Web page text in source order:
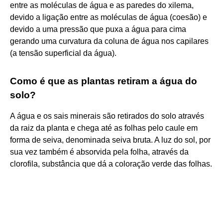
entre as moléculas de água e as paredes do xilema,
devido a ligação entre as moléculas de água (coesão) e
devido a uma pressão que puxa a água para cima
gerando uma curvatura da coluna de água nos capilares
(a tensão superficial da água).
Como é que as plantas retiram a água do
solo?
A água e os sais minerais são retirados do solo através
da raiz da planta e chega até as folhas pelo caule em
forma de seiva, denominada seiva bruta. A luz do sol, por
sua vez também é absorvida pela folha, através da
clorofila, substância que dá a coloração verde das folhas.